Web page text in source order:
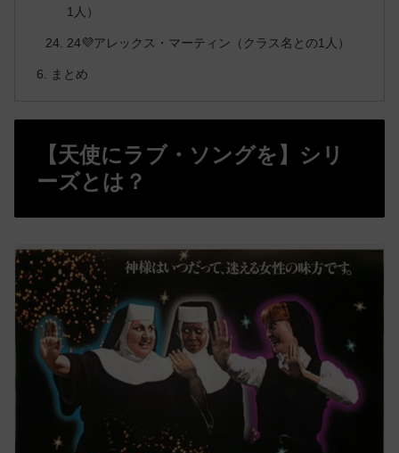
1人）
24💜アレックス・マーティン（クラス名との1人）
まとめ
【天使にラブ・ソングを】シリ
ーズとは？